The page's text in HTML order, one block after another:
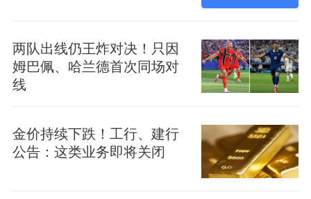
两队出线仍王炸对决！只因
姆巴佩、哈兰德首次同场对
线
金价持续下跌！工行、建行
公告：这类业务即将关闭